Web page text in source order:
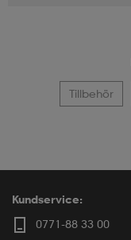
Tillbehör
Kundservice:
0771-88 33 00